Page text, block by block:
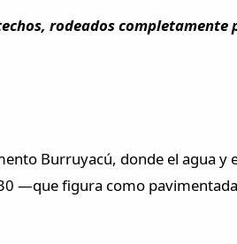
rodeados completamente
Burruyacú, donde el agua
—que figura como